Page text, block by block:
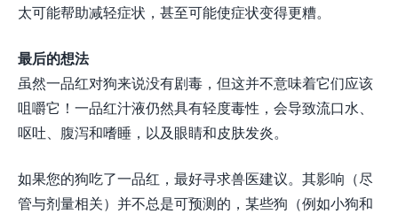
太可能帮助减轻症状，甚至可能使症状变得更糟。
最后的想法
虽然一品红对狗来说没有剧毒，但这并不意味着它们应该
咀嚼它！一品红汁液仍然具有轻度毒性，会导致流口水、
呕吐、腹泻和嗜睡，以及眼睛和皮肤发炎。
如果您的狗吃了一品红，最好寻求兽医建议。其影响（尽
管与剂量相关）并不总是可预测的，某些狗（例如小狗和